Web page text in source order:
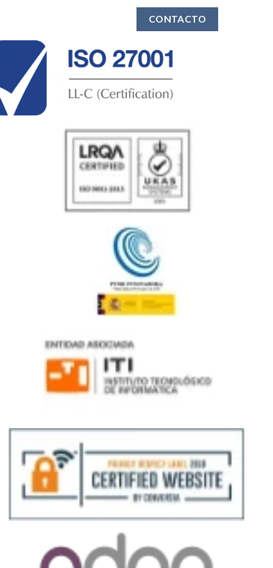
CONTACTO